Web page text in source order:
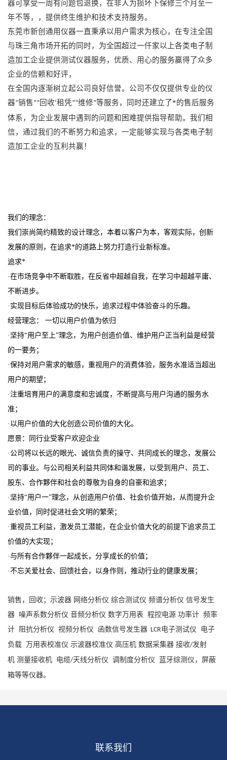
器可享受一周有问题包退换，在非人为损坏下保修三个月至一
年不等，，提供终生维护和技术支持服务。
东莞市新创通用仪器一直秉承以用户需求为核心，在专注全国
与珠三角市场开拓的同时，为全国超过一仟家以上各类电子制
造加工企业提供测试仪器服务，优质、用心的服务赢得了众多
企业的信赖和好评，
在全国内逐渐树立起公司良好信誉。公司不仅仅提供专业的仪
器“销售”“ 回收‘租凭”“维修”等服务，同时还建立了*的售后服务
体系，为企业发展中遇到的问题和困难提供指导帮助。我们相
信，通过我们的不断努力和追求，一定能够实现与各类电子制
造加工企业的互利共赢！
我们的理念：
我们崇尚简约精致的设计理念，本着以客户为本，客观实际，创新
发展的原则，在追求*的道路上努力打造行业新标准。
追求*
·在市场竞争中不断取胜，在反省中超越自我，在学习中超越平庸、
不断进步。
·实现目标后体验成功的快乐，追求过程中体验奋斗的乐趣。
经营理念：
一切以用户价值为依归
·坚持“用户至上”理念，为用户创造价值、维护用户正当利益是经营
的一要务；
·保持对用户需求的敏感，重视用户的消费体验，服务水准适当超出
用户的期望；
·注重培育用户的满意度和忠诚度，不断提高与用户沟通的服务水
准；
·以用户价值的大化创造公司价值的大化。
愿景：同行业受客户欢迎企业
·公司将以长远的眼光、诚信负责的操守、共同成长的理念，发展公
司的事业。与公司相关利益共同体和谐发展，以受到用户、员工、
股东、合作夥伴和社会的尊敬为自身的自豪和追求；
·坚持“用户一”理念，从创造用户价值、社会价值开始，从而提升企
业价值，同时促进社会文明的繁荣；
·重视员工利益，激发员工潜能，在企业价值大化的前提下追求员工
价值的大实现；
·与所有合作夥伴一起成长，分享成长的价值；
·不忘关爱社会、回馈社会，以身作则，推动行业的健康发展；
销售，回收；示波器 网络分析仪 综合测试仪 频谱分析仪 信号发生
器 噪声系数分析仪 音频分析仪 数字万用表 程控电源 功率计 频率
计
阻抗分析仪 视频分析仪 函数信号发生器 LCR电子测试仪
电子
负载
万用表校准仪 示波器校准仪 高压机 数据采集器 接收/发射
机 测量接收机 电缆/天线分析仪 调制度分析仪
蓝牙综测仪，屏蔽
箱等等仪器。
联系我们